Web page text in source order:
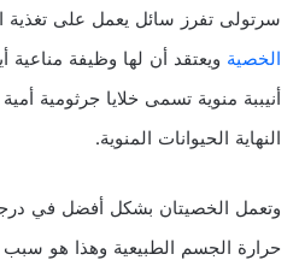
سرتولى تفرز سائل يعمل على تغذية
الخصية ويعتقد أن لها وظيفة مناعية
أنيببة منوية تسمى خلايا جرثومية
النهاية الحيوانات المنوية.
وتعمل الخصيتان بشكل أفضل في
حرارة الجسم الطبيعية وهذا هو